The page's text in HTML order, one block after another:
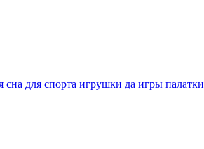
сна для спорта игрушки да игры палатки